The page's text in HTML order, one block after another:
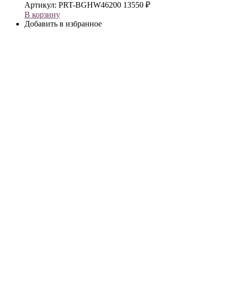
Артикул: PRT-BGHW46200 13550 ₽
В корзину
Добавить в избранное